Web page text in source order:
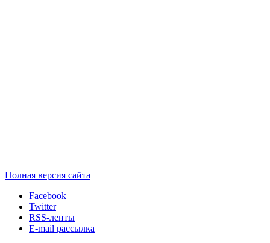
Полная версия сайта
Facebook
Twitter
RSS-ленты
E-mail рассылка